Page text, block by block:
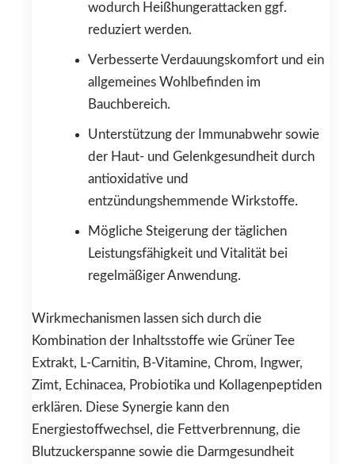
wodurch Heißhungerattacken ggf.
reduziert werden.
Verbesserte Verdauungskomfort und ein
allgemeines Wohlbefinden im
Bauchbereich.
Unterstützung der Immunabwehr sowie
der Haut- und Gelenkgesundheit durch
antioxidative und
entzündungshemmende Wirkstoffe.
Mögliche Steigerung der täglichen
Leistungsfähigkeit und Vitalität bei
regelmäßiger Anwendung.
Wirkmechanismen lassen sich durch die
Kombination der Inhaltsstoffe wie Grüner Tee
Extrakt, L-Carnitin, B-Vitamine, Chrom, Ingwer,
Zimt, Echinacea, Probiotika und Kollagenpeptiden
erklären. Diese Synergie kann den
Energiestoffwechsel, die Fettverbrennung, die
Blutzuckerspanne sowie die Darmgesundheit